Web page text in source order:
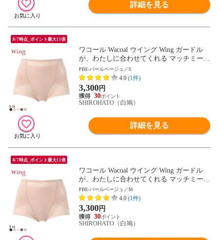
詳細を見る
8/7時点_ポイント最大11倍
ワコール Wacoal ウイング Wing ガードル
が、わたしに合わせてくれる マッチミーガ
ードル ショート丈 SML2L
PBE-パールベージュ／S
4.0 (1件)
3,300円
30
SHIROHATO（白鳩）
詳細を見る
8/7時点_ポイント最大11倍
ワコール Wacoal ウイング Wing ガードル
が、わたしに合わせてくれる マッチミーガ
ードル ショート丈 SML2L
PBE-パールベージュ／M
4.0 (1件)
3,300円
30
SHIROHATO（白鳩）